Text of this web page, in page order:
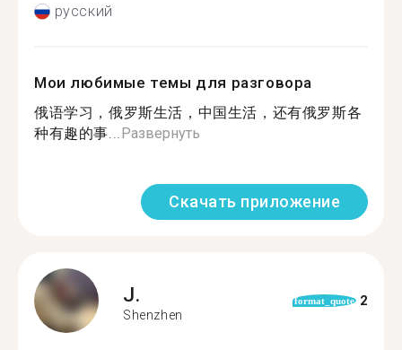
русский
Мои любимые темы для разговора
俄语学习，俄罗斯生活，中国生活，还有俄罗斯各
种有趣的事...Развернуть
Скачать приложение
J.
Shenzhen
format_quote 2